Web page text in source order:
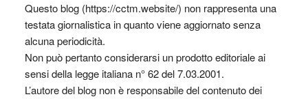
Questo blog (https://cctm.website/) non rappresenta una
testata giornalistica in quanto viene aggiornato senza
alcuna periodicità.
Non può pertanto considerarsi un prodotto editoriale ai
sensi della legge italiana n° 62 del 7.03.2001.
L’autore del blog non è responsabile del contenuto dei